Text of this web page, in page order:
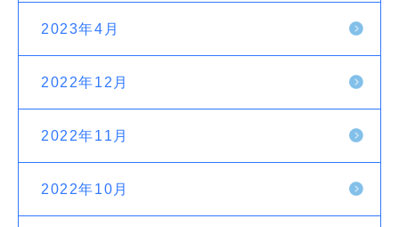
2023年4月
2022年12月
2022年11月
2022年10月